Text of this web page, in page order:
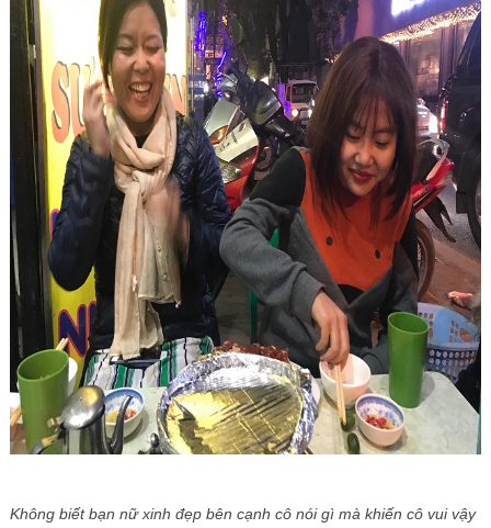
Không biết bạn nữ xinh đẹp bên cạnh cô nói gì mà khiến cô vui vậy